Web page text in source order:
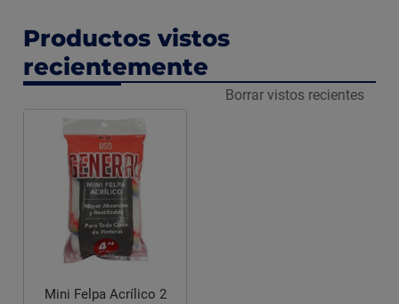
Productos vistos
recientemente
Borrar vistos recientes
Mini Felpa Acrílico 2